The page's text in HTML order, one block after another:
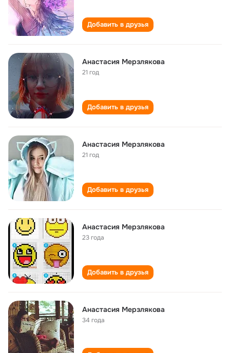
Добавить в друзья
Анастасия Мерзлякова
21 год
Добавить в друзья
Анастасия Мерзлякова
21 год
Добавить в друзья
Анастасия Мерзлякова
23 года
Добавить в друзья
Анастасия Мерзлякова
34 года